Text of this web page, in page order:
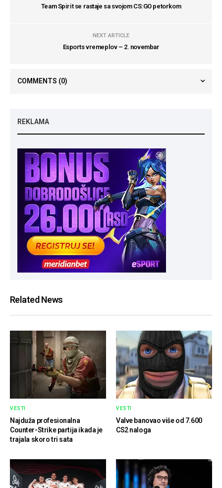
Team Spirit se rastaje sa svojom CS:GO petorkom
NEXT ARTICLE
Esports vremeplov – 2. novembar
COMMENTS (0)
REKLAMA
Related News
VESTI
Najduža profesionalna
Counter-Strike partija ikada je
trajala skoro tri sata
VESTI
Valve banovao više od 7.600
CS2 naloga